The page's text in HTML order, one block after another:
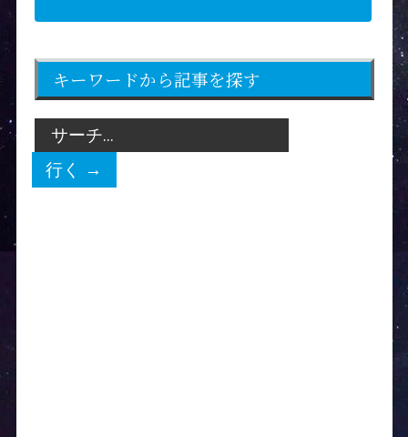
キーワードから記事を探す